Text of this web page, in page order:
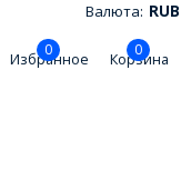
Валюта: RUB
0
Избранное
0
Корзина